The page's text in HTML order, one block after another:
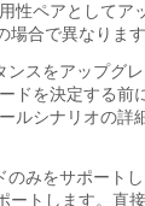
性ペアとしてア
合で異なります
ンスをアップグ
ドを決定する前
ルシナリオの詳
みをサポートし
ートします。直